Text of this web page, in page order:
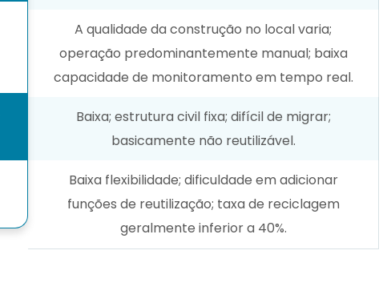
A qualidade da construção no local varia;
operação predominantemente manual; baixa
capacidade de monitoramento em tempo real.
Baixa; estrutura civil fixa; difícil de migrar;
basicamente não reutilizável.
Baixa flexibilidade; dificuldade em adicionar
funções de reutilização; taxa de reciclagem
geralmente inferior a 40%.